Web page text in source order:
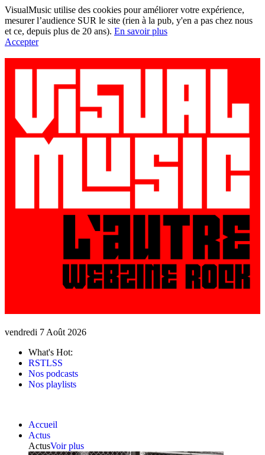
VisualMusic utilise des cookies pour améliorer votre expérience,
mesurer l’audience SUR le site (rien à la pub, y'en a pas chez nous
et ce, depuis plus de 20 ans). En savoir plus
Accepter
vendredi 7 Août 2026
What's Hot:
RSTLSS
Nos podcasts
Nos playlists
Accueil
Actus
ActusVoir plus